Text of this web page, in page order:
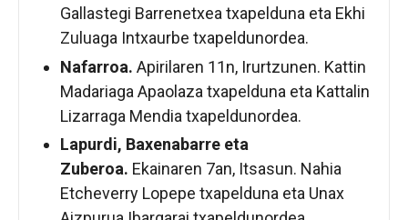
Gallastegi Barrenetxea txapelduna eta Ekhi
Zuluaga Intxaurbe txapeldunordea.
Nafarroa. Apirilaren 11n, Irurtzunen. Kattin
Madariaga Apaolaza txapelduna eta Kattalin
Lizarraga Mendia txapeldunordea.
Lapurdi, Baxenabarre eta
Zuberoa. Ekainaren 7an, Itsasun. Nahia
Etcheverry Lopepe txapelduna eta Unax